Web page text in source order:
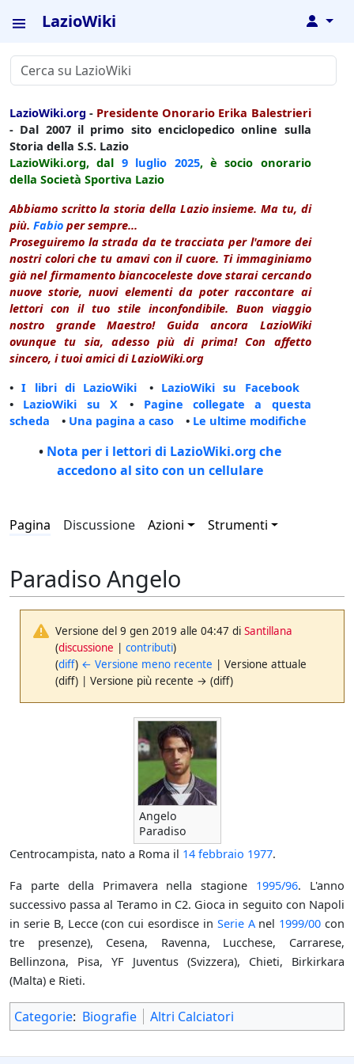
LazioWiki ↓
LazioWiki.org - Presidente Onorario Erika Balestrieri
- Dal 2007 il primo sito enciclopedico online sulla
Storia della S.S. Lazio
LazioWiki.org, dal 9 luglio 2025, è socio onorario
della Società Sportiva Lazio
Abbiamo scritto la storia della Lazio insieme. Ma tu, di
più. Fabio per sempre...
Proseguiremo la strada da te tracciata per l'amore dei
nostri colori che tu amavi con il cuore. Ti immaginiamo
già nel firmamento biancoceleste dove starai cercando
nuove storie, nuovi elementi da poter raccontare ai
lettori con il tuo stile inconfondibile. Buon viaggio
nostro grande Maestro! Guida ancora LazioWiki
ovunque tu sia, adesso più di prima! Con affetto
sincero, i tuoi amici di LazioWiki.org
•I libri di LazioWiki • LazioWiki su Facebook
• LazioWiki su X • Pagine collegate a questa
scheda • Una pagina a caso • Le ultime modifiche
• Nota per i lettori di LazioWiki.org che
accedono al sito con un cellulare
Pagina Discussione Azioni Strumenti
Paradiso Angelo
Versione del 9 gen 2019 alle 04:47 diSantillana
(discussione |contributi)
(diff) ← Versione meno recente | Versione attuale
(diff) | Versione più recente → (diff)
Angelo
Paradiso
Centrocampista, nato a Roma il 14 febbraio 1977.
Fa parte della Primavera nella stagione 1995/96. L'anno
successivo passa al Teramo in C2. Gioca in seguito con Napoli
in serie B, Lecce (con cui esordisce in Serie Anel 1999/00 con
tre presenze), Cesena, Ravenna, Lucchese, Carrarese,
Bellinzona, Pisa, YF Juventus (Svizzera), Chieti, Birkirkara
(Malta) e Rieti.
Categorie: Biografie Altri Calciatori